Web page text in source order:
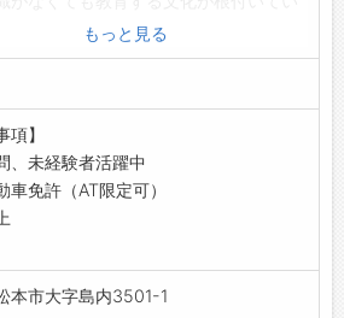
社いーふらんについて】
右されない安定基盤を持ち、年商
円を目指して成長中！リユース業界は
に強く、当社は「おたからや」で1500
、業界No.1の店舗数を誇ります。
にも参入し、急成長中です。事業拡大
境を提供しています。
別。未経験からでも、大きなやりがい
得ることが可能です。個人ノルマでは
ム目標を設定。仲間と知識を共有し合
です。
度】
間は名古屋本社で研修
界の知識、仕事内容（仕入れ～販売ま
）を学びます。支店配属後は先輩と同
ら、実際の動きや戦略の考え方などを
安心して入社していただけます。
理とは…
いただいたお得意先のもとへ出向き、
やスケジュールについてご要望を伺い
行う工事の施工管理と、お客さまとの
の営業を担当します。
場で作業工程・安全・品質を管理し、
にに工事が進むように監督
必要な書類の作成、作業員やスタッフ
作業しやすい環境づくりなど。時には
もっと見る
項】
、未経験者活躍中
車免許（AT限定可）
本市大字島内3501-1